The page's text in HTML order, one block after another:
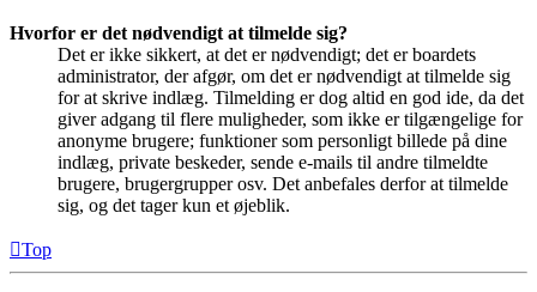
Hvorfor er det nødvendigt at tilmelde sig?
Det er ikke sikkert, at det er nødvendigt; det er boardets
administrator, der afgør, om det er nødvendigt at tilmelde sig
for at skrive indlæg. Tilmelding er dog altid en god ide, da det
giver adgang til flere muligheder, som ikke er tilgængelige for
anonyme brugere; funktioner som personligt billede på dine
indlæg, private beskeder, sende e-mails til andre tilmeldte
brugere, brugergrupper osv. Det anbefales derfor at tilmelde
sig, og det tager kun et øjeblik.
Top